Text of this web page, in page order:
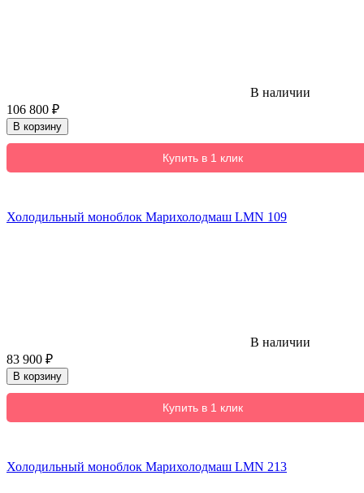
В наличии
106 800 ₽
В корзину
Купить в 1 клик
Холодильный моноблок Марихолодмаш LMN 109
В наличии
83 900 ₽
В корзину
Купить в 1 клик
Холодильный моноблок Марихолодмаш LMN 213